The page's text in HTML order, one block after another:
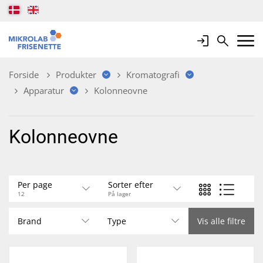
LoginSearchMobile
Forside Produkter
Kromatografi
Apparatur
Kolonneovne
Kolonneovne
Per page
12
Sorter efter
På lager
Brand Type Vis alle filtre